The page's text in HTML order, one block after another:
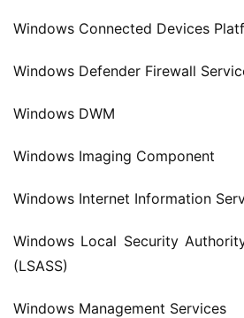
Windows Connected Devices
Windows Defender Firewall
Windows DWM
Windows Imaging Component
Windows Internet Information
Windows Local Security
(LSASS)
Windows Management Services